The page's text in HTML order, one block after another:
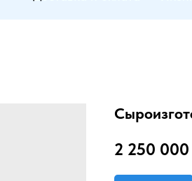
2 250 000